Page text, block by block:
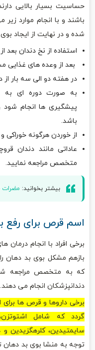
حساسیت بسیار بالایی
باشند و با انجام موارد
شده و در نهایت از ایجاد
استفاده از نخ دندان بعد
بعد از وعده های غذایی
در هفته دو الی سه بار از
به صورت دوره ای به
پیشگیری ها انجام شود
باشد.
از خوردن هرگونه
عاداتی مانند دندان
متخصص مراجعه نمایید.
بیشتر بخوانید: مضرات
اسم قرص برای رفع
برخی افراد با انجام
بازهم مشکل بوی بد دهان
که به متخصص مراجعه
دندانپزشکان انجام می دهند.
برخی داروها و قرص ها
گردد که شامل اشتوتزن،
سایمتیدین، کلرهگزیدین
توجه به منشا بوی بد